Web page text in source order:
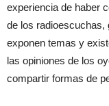
experiencia de haber
de los radioescuchas,
exponen temas y
las opiniones de los
compartir formas de